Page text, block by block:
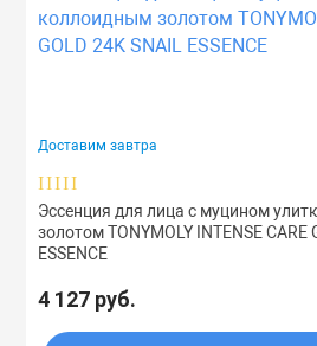
Доставим завтра
Эссенция для лица с муцином
золотом TONYMOLY INTENSE CARE
ESSENCE
4 127 руб.